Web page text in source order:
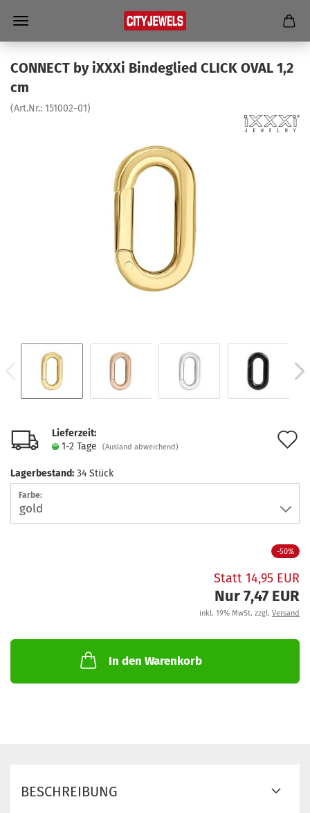
CON­NECT by iXXXi Bin­de­glied CLICK OVAL 1,2
cm
(Art.Nr.: 151002-​01)
Lieferzeit:
1-2 Tage
(Ausland abweichend)
Lagerbestand: 34 Stück
Farbe:
-50%
Statt 14,95 EUR
Nur 7,47 EUR
inkl. 19% MwSt. zzgl. Versand
In den Warenkorb
BESCHREIBUNG